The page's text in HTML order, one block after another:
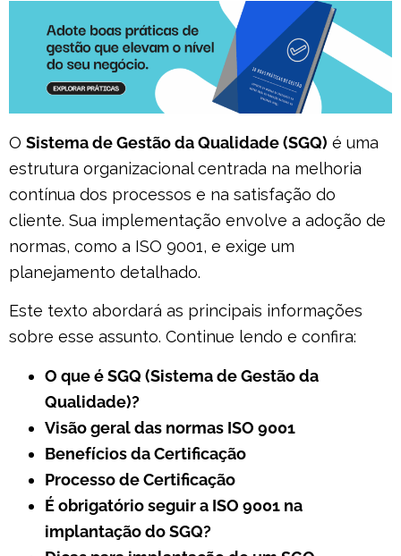
O Sistema de Gestão da Qualidade (SGQ) é uma
estrutura organizacional centrada na melhoria
contínua dos processos e na satisfação do
cliente. Sua implementação envolve a adoção de
normas, como a ISO 9001, e exige um
planejamento detalhado.
Este texto abordará as principais informações
sobre esse assunto. Continue lendo e confira:
O que é SGQ (Sistema de Gestão da
Qualidade)?
Visão geral das normas ISO 9001
Benefícios da Certificação
Processo de Certificação
É obrigatório seguir a ISO 9001 na
implantação do SGQ?